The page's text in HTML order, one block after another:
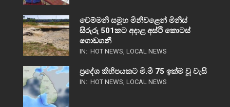
චෙම්මනි සමූහ මිනිවළෙන් මිනිස්
සිරුරු 501කට අදාළ අස්ථි කොටස්
ගොඩගනී
IN: HOT NEWS LOCAL NEWS
ප්‍රදේශ කිහිපයකට මි.මී 75 ඉක්ම වූ වැසි
IN: HOT NEWS LOCAL NEWS